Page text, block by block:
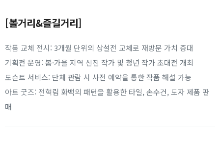
[볼거리&즐길거리]
작품 교체 전시: 3개월 단위의 상설전 교체로 재방문 가치 증대
기획전 운영: 봄·가을 지역 신진 작가 및 청년 작가 초대전 개최
도슨트 서비스: 단체 관람 시 사전 예약을 통한 작품 해설 가능
아트 굿즈: 전혁림 화백의 패턴을 활용한 타일, 손수건, 도자 제품 판
매